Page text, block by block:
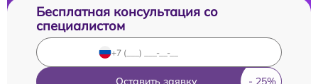
Бесплатная консультация со
специалистом
Оставить заявку